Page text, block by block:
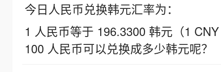
今日人民币兑换韩元汇率为：
1 人民币等于 196.3300 韩元（1
100 人民币可以兑换成多少韩元呢？